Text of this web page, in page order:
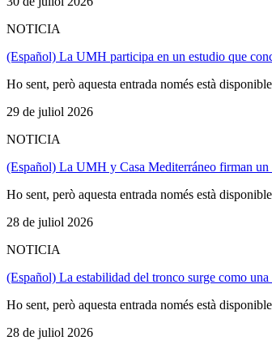
NOTICIA
(Español) La UMH participa en un estudio que
Ho sent, però aquesta entrada només està
29 de juliol 2026
NOTICIA
(Español) La UMH y Casa Mediterráneo firman
Ho sent, però aquesta entrada només està
28 de juliol 2026
NOTICIA
(Español) La estabilidad del tronco surge como
Ho sent, però aquesta entrada només està
28 de juliol 2026